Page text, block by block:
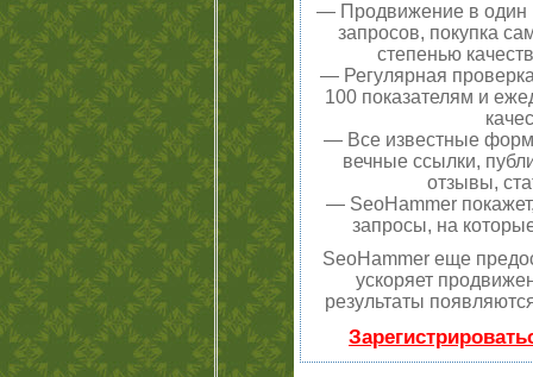
— Продвижение в один
запросов, покупка
степенью
— Регулярная
100 показателям и
— Все известные
вечные ссылки,
отзывы,
— SeoHammer
запросы, на
SeoHammer еще
ускоряет
результаты